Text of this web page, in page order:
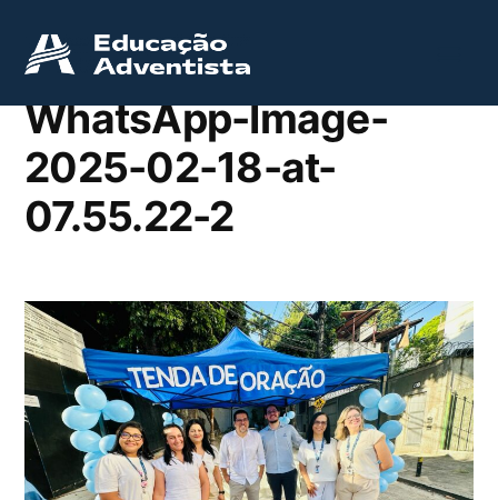
WhatsApp-Image-
2025-02-18-at-
07.55.22-2